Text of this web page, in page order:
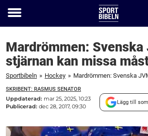
Toggle
Mardrömmen: Svenska
stjärnan kan missa
Sportbibeln » Hockey »
SKRIBENT: RASMUS SENATOR
Uppdaterad: mar 25, 2025, 10:23
Publicerad: dec 28, 2017, 09:30
Lägg till